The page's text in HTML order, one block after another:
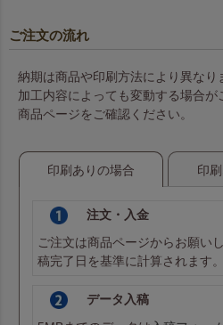
ご注文の流れ
納期は商品や印刷方法により異な
加工内容によっても変動する場合
商品ページをご確認ください。
印刷ありの場合 印
注文・入金
ご注文は商品ページからお願い
稿完了日を基準に計算されます。
データ入稿